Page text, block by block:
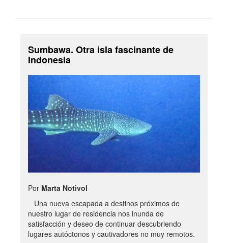
Sumbawa. Otra isla fascinante de
Indonesia
Por Marta Notivol
Una nueva escapada a destinos próximos de
nuestro lugar de residencia nos inunda de
satisfacción y deseo de continuar descubriendo
lugares autóctonos y cautivadores no muy remotos.